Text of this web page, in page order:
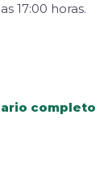
17:00 horas.
completo